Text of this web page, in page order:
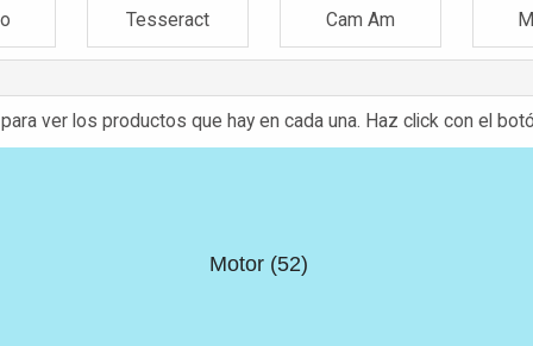
Tesseract Cam Am
ver los productos que hay en cada una. Haz click con el
Motor (52)